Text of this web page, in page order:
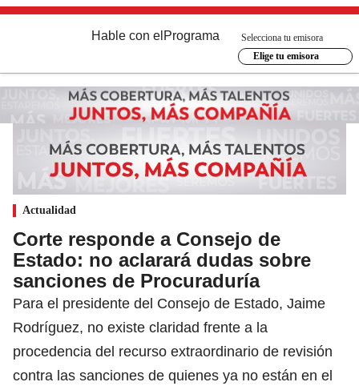
Hable con el Programa
Selecciona tu emisora
Elige tu emisora
Actualidad
Corte responde a Consejo de
Estado: no aclarará dudas sobre
sanciones de Procuraduría
Para el presidente del Consejo de Estado, Jaime
Rodríguez, no existe claridad frente a la
procedencia del recurso extraordinario de revisión
contra las sanciones de quienes ya no están en el